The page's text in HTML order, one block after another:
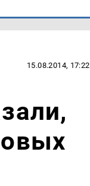
15.08.2014, 17:22